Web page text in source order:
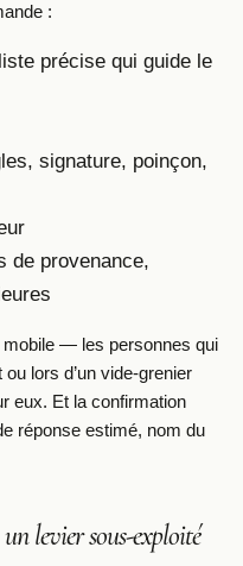
:
précise qui guide le
signature, poinçon,
de provenance,
mobile — les personnes qui
lors d’un vide-grenier
eux. Et la confirmation
réponse estimé, nom du
levier sous-exploité